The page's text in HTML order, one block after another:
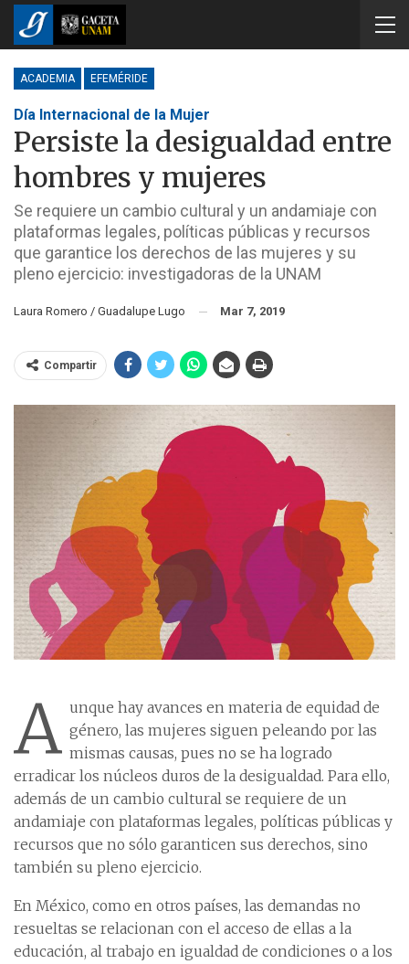
ACADEMIA EFEMÉRIDE
Día Internacional de la Mujer
Persiste la desigualdad entre
hombres y mujeres
Se requiere un cambio cultural y un andamiaje con
plataformas legales, políticas públicas y recursos
que garantice los derechos de las mujeres y su
pleno ejercicio: investigadoras de la UNAM
Laura Romero / Guadalupe Lugo Mar 7, 2019
Compartir
A unque hay avances en materia de equidad de
género, las mujeres siguen peleando por las
mismas causas, pues no se ha logrado
erradicar los núcleos duros de la desigualdad. Para ello,
además de un cambio cultural se requiere de un
andamiaje con plataformas legales, políticas públicas y
recursos que no sólo garanticen sus derechos, sino
también su pleno ejercicio.
En México, como en otros países, las demandas no
resueltas se relacionan con el acceso de ellas a la
educación, al trabajo en igualdad de condiciones o a los